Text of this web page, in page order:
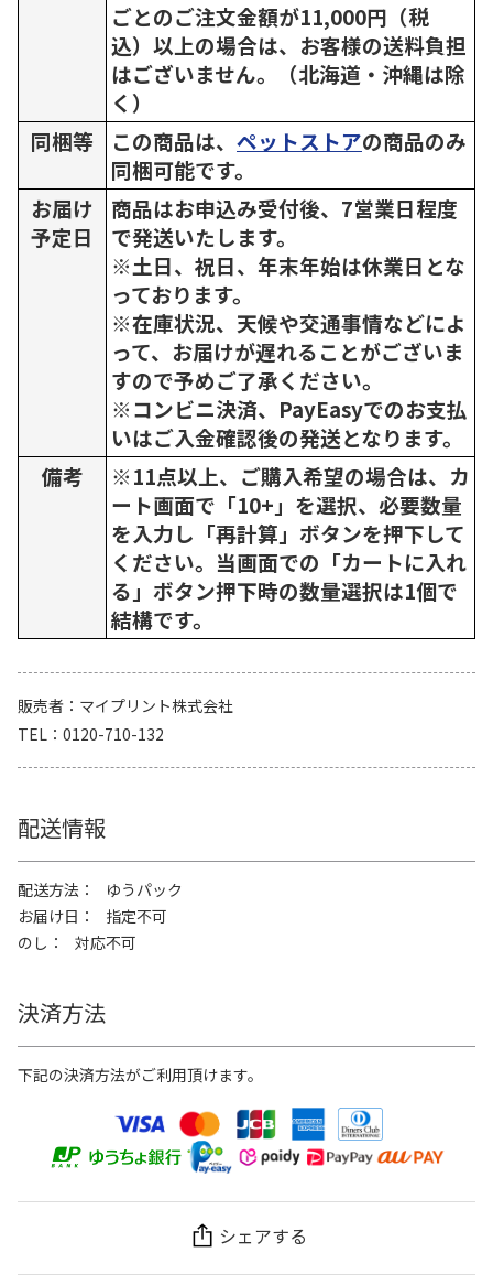
ごとのご注文金額が11,000円（税
込）以上の場合は、お客様の送料負担
はございません。（北海道・沖縄は除
く）
同梱等
この商品は、 ペットストアの商品のみ
同梱可能です。
お届け
予定日
商品はお申込み受付後、7営業日程度
で発送いたします。
※土日、祝日、年末年始は休業日とな
っております。
※在庫状況、天候や交通事情などによ
って、お届けが遅れることがございま
すので予めご了承ください。
※コンビニ決済、PayEasyでのお支払
いはご入金確認後の発送となります。
備考
※11点以上、ご購入希望の場合は、カ
ート画面で「10+」を選択、必要数量
を入力し「再計算」ボタンを押下して
ください。当画面での「カートに入れ
る」ボタン押下時の数量選択は1個で
結構です。
販売者
マイプリント株式会社
TEL
0120-710-132
配送情報
配送方法
ゆうパック
お届け日
指定不可
のし
対応不可
決済方法
下記の決済方法がご利用頂けます。
シェアする